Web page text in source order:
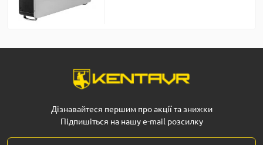
Дізнавайтеся першим про акції та знижки
Підпишіться на нашу e-mail розсилку